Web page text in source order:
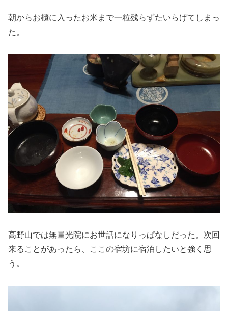
朝からお櫃に入ったお米まで一粒残らずたいらげてしまっ
た。
高野山では無量光院にお世話になりっぱなしだった。次回
来ることがあったら、ここの宿坊に宿泊したいと強く思
う。